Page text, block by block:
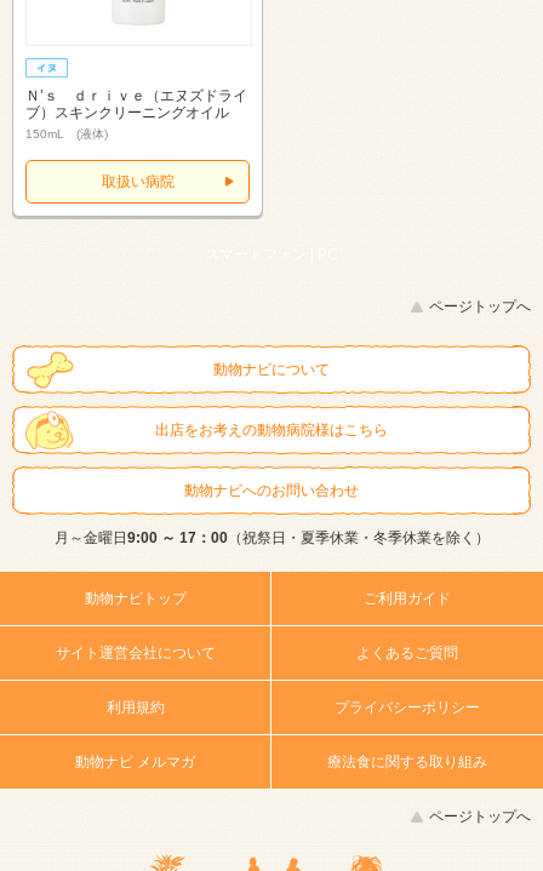
Ｎ’ｓ ｄｒｉｖｅ（エヌズドライ
ブ）スキンクリーニングオイル
150mL (液体)
取扱い病院
スマートフォン | PC
ページトップへ
動物ナビについて
出店をお考えの動物病院様はこちら
動物ナビへのお問い合わせ
月～金曜日9:00 ～ 17：00（祝祭日・夏季休業・冬季休業を除く）
動物ナビトップ ご利用ガイド
サイト運営会社について よくあるご質問
利用規約 プライバシーポリシー
動物ナビ メルマガ 療法食に関する取り組み
ページトップへ